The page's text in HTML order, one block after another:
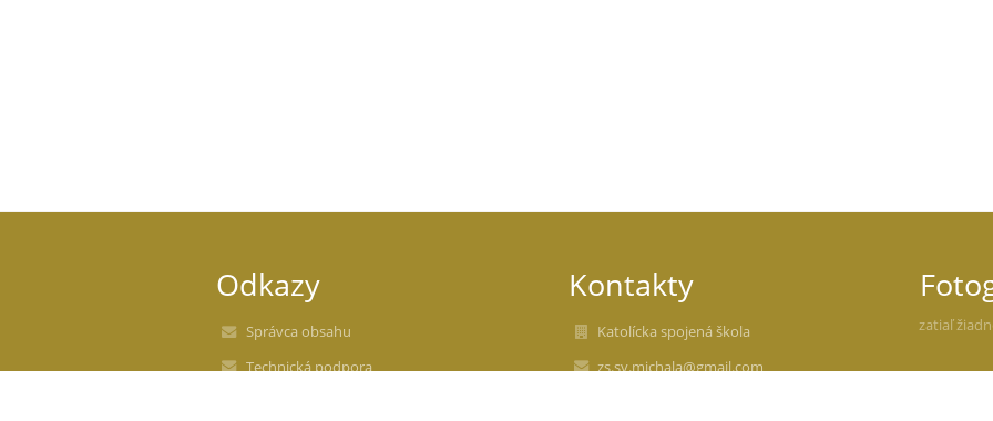
Odkazy
Správca obsahu
Technická podpora
Kontakty
Katolícka spojená škola
zs.sv.michala@gmail.com
zatiaľ